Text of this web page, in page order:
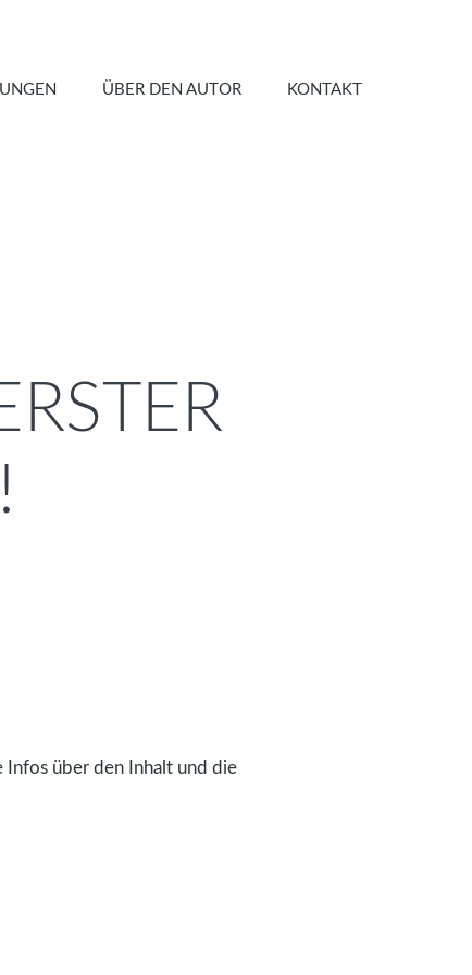
ÜBER DEN AUTOR KONTAKT
Infos über den Inhalt und die